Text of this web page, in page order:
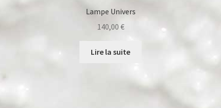
Lampe Univers
140,00 €
Lire la suite